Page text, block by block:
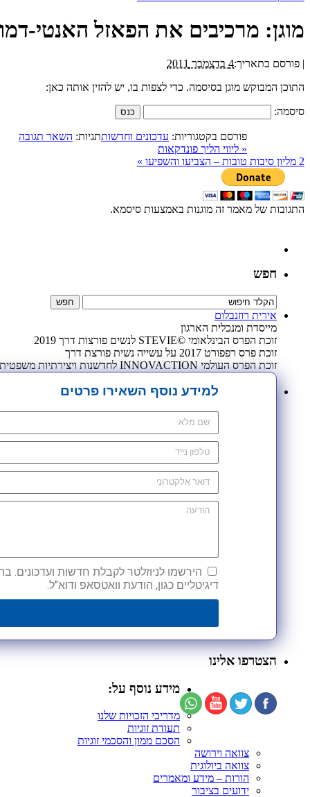
מוגן: מרכיבים את הפאזל האנטי-
| פורסם בתאריך:4 בדצמבר 2011
התוכן המבוקש מוגן בסיסמה. כדי לצפות בו, יש להזין אותה כאן:
סיסמה:
פורסם בקטגוריות: עדכונים וחדשותתגיות: השאר תגובה
« ליווי הליך פונדקאות
2 מליון סיבות טובות – הצביעו והשפיעו
»
התגובות של מאמר זה מוגנות באמצעות סיסמא.
חפש
אירית רוזנבלום
מייסדת ומנכלית הארגון
זוכת הפרס הבינלאומי ©STEVIE לנשים פורצות דרך 2019
זוכת פרס רפפורט 2017 על עשייה נשית פורצת דרך
זוכת הפרס העולמי INNOVACTION לחדשנות ויצירתיות משפטית 2009
למידע נוסף השאירו פרטים
הירשמו לניוזלטר לקבלת חדשות ועדכונים.
דיגיטליים כגון, הודעת וואטסאפ ודוא"ל.
הצטרפו אלינו
מידע נוסף על:
מדריכי הזכויות שלנו
תעודת זוגיות
הסכם ממון והסכמי זוגיות
צוואה וירושה
צוואה ביולוגית
הורות – מידע ומאמרים
ידועים בציבור